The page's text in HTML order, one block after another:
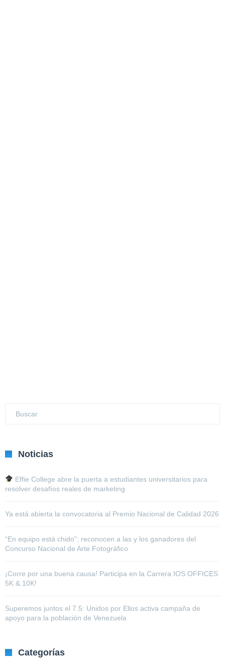
Noticias
Effie College abre la puerta a estudiantes universitarios para
resolver desafíos reales de marketing
Ya está abierta la convocatoria al Premio Nacional de Calidad 2026
“En equipo está chido”: reconocen a las y los ganadores del
Concurso Nacional de Arte Fotográfico
¡Corre por una buena causa! Participa en la Carrera IOS OFFICES
5K & 10K!
Superemos juntos el 7.5: Unidos por Ellos activa campaña de
apoyo para la población de Venezuela
Categorías